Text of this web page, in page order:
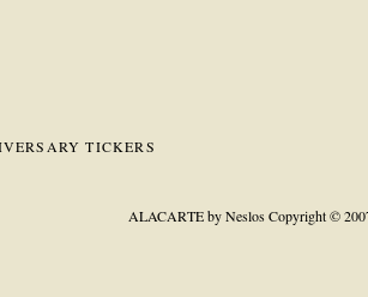
ALACARTE by NeslosCopyright ©